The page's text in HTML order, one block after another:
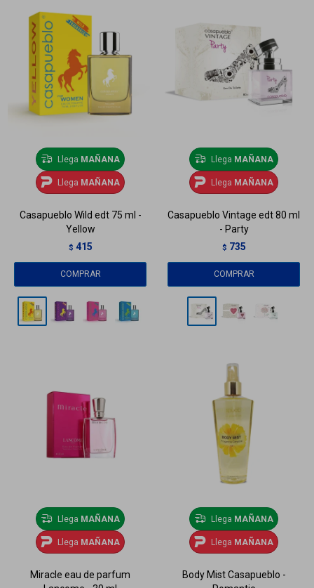
Llega MAÑANA
Llega MAÑANA
Casapueblo Wild edt 75 ml -
Yellow
$ 415
Llega MAÑANA
Llega MAÑANA
Casapueblo Vintage edt 80 ml
- Party
$ 735
Llega MAÑANA
Llega MAÑANA
Miracle eau de parfum
Llega MAÑANA
Llega MAÑANA
Body Mist Casapueblo -